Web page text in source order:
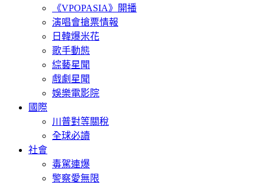
《VPOPASIA》開播
演唱會搶票情報
日韓爆米花
歌手動態
綜藝星聞
戲劇星聞
娛樂電影院
國際
川普對等關稅
全球必讀
社會
毒駕連爆
警察愛無限